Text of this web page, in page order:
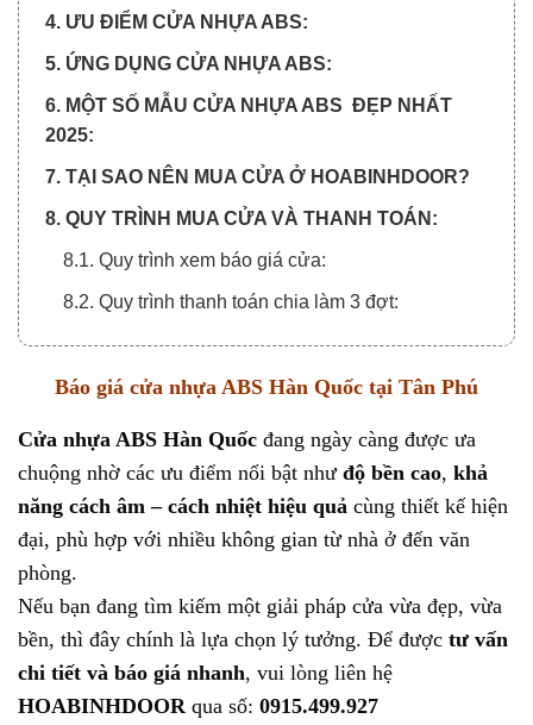
4. ƯU ĐIỂM CỬA NHỰA ABS:
5. ỨNG DỤNG CỬA NHỰA ABS:
6. MỘT SỐ MẪU CỬA NHỰA ABS ĐẸP NHẤT
2025:
7. TẠI SAO NÊN MUA CỬA Ở HOABINHDOOR?
8. QUY TRÌNH MUA CỬA VÀ THANH TOÁN:
8.1. Quy trình xem báo giá cửa:
8.2. Quy trình thanh toán chia làm 3 đợt:
Báo giá cửa nhựa ABS Hàn Quốc tại Tân Phú
Cửa nhựa ABS Hàn Quốc đang ngày càng được ưa
chuộng nhờ các ưu điểm nổi bật như độ bền cao, khả
năng cách âm – cách nhiệt hiệu quả cùng thiết kế hiện
đại, phù hợp với nhiều không gian từ nhà ở đến văn
phòng.
Nếu bạn đang tìm kiếm một giải pháp cửa vừa đẹp, vừa
bền, thì đây chính là lựa chọn lý tưởng. Để được tư vấn
chi tiết và báo giá nhanh, vui lòng liên hệ
HOABINHDOOR qua số: 0915.499.927